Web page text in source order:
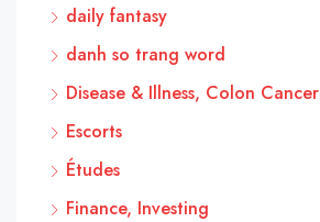
daily fantasy
danh so trang word
Disease & Illness, Colon Cancer
Escorts
Études
Finance, Investing